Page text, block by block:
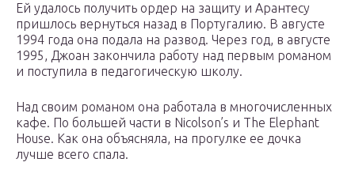
Ей удалось получить ордер на защиту и Арантесу
пришлось вернуться назад в Португалию. В августе
1994 года она подала на развод. Через год, в августе
1995, Джоан закончила работу над первым романом
и поступила в педагогическую школу.
Над своим романом она работала в многочисленных
кафе. По большей части в Nicolson’s и The Elephant
House. Как она объясняла, на прогулке ее дочка
лучше всего спала.